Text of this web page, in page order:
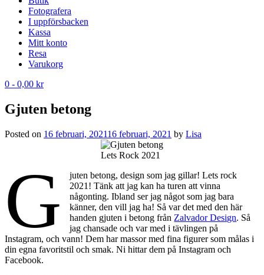
Fotografera
I uppförsbacken
Kassa
Mitt konto
Resa
Varukorg
0 - 0,00 kr
Gjuten betong
Posted on 16 februari, 202116 februari, 2021 by Lisa
Lets Rock 2021
G
juten betong, design som jag gillar! Lets rock
2021! Tänk att jag kan ha turen att vinna
någonting. Ibland ser jag något som jag bara
känner, den vill jag ha! Så var det med den här
handen gjuten i betong från Zalvador Design. Så
jag chansade och var med i tävlingen på
Instagram, och vann! Dem har massor med fina figurer som målas i
din egna favoritstil och smak. Ni hittar dem på Instagram och
Facebook.